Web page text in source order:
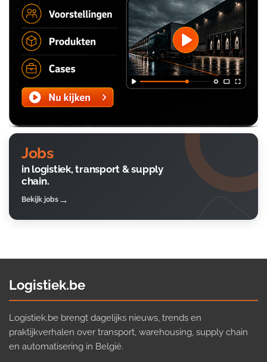
Jobs
in logistiek, transport & supply
chain.
Bekijk jobs
Logistiek.be
Logistiek.be brengt dagelijks nieuws, trends en
praktijkverhalen over transport, warehousing, supply chain
en automatisering in België.